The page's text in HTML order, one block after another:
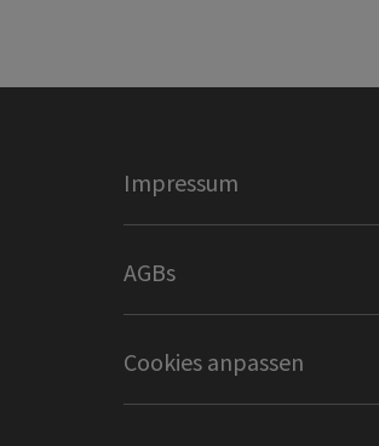
Impressum
AGBs
Cookies anpassen